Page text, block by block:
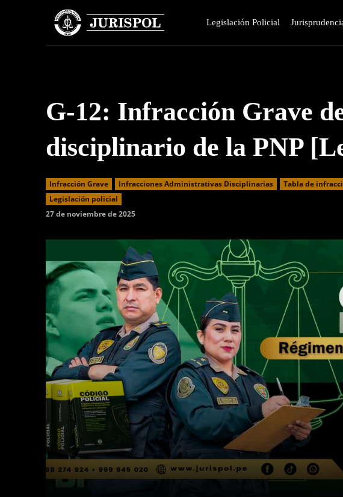
Legislación Policial
G-12: Infracción Grave
disciplinario de la PNP
Infracción Grave Infracciones Administrativas Disciplinarias
⁠Tabla de
Legislación policial
27 de noviembre de 2025